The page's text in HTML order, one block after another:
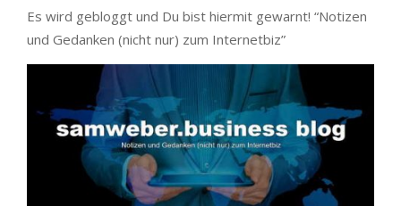
Es wird gebloggt und Du bist hiermit gewarnt! “Notizen
und Gedanken (nicht nur) zum Internetbiz”